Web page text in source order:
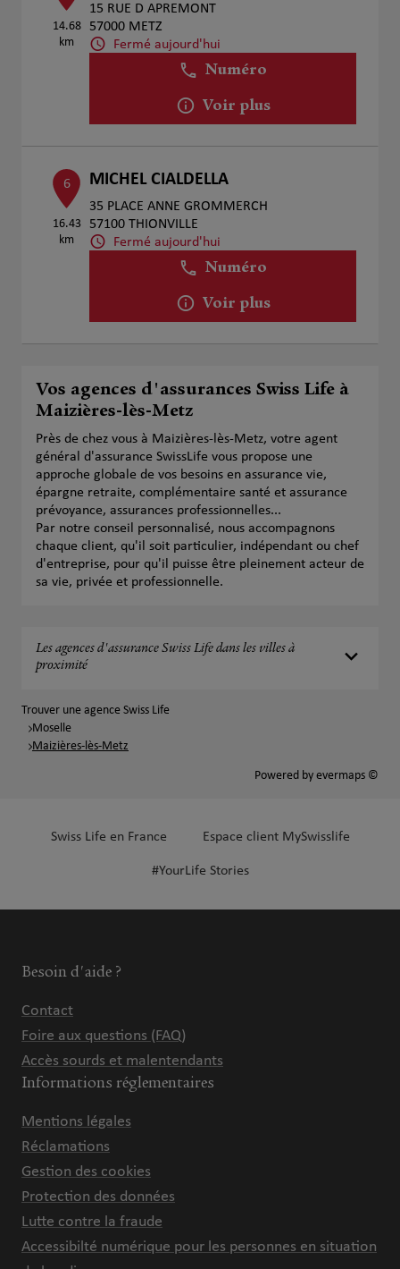
14.68
km
15 RUE D APREMONT
57000 METZ
Fermé aujourd'hui
Numéro
Voir plus
6
16.43
km
MICHEL CIALDELLA
35 PLACE ANNE GROMMERCH
57100 THIONVILLE
Fermé aujourd'hui
Numéro
Voir plus
Vos agences d'assurances Swiss Life à
Maizières-lès-Metz
Près de chez vous à Maizières-lès-Metz, votre agent
général d'assurance SwissLife vous propose une
approche globale de vos besoins en assurance vie,
épargne retraite, complémentaire santé et assurance
prévoyance, assurances professionnelles...
Par notre conseil personnalisé, nous accompagnons
chaque client, qu'il soit particulier, indépendant ou chef
d'entreprise, pour qu'il puisse être pleinement acteur de
sa vie, privée et professionnelle.
Les agences d'assurance Swiss Life dans les villes à
proximité
Trouver une agence Swiss Life
Moselle
Maizières-lès-Metz
Powered by evermaps ©
Swiss Life en France Espace client MySwisslife
#YourLife Stories
Besoin d'aide ?
Contact
Foire aux questions (FAQ)
Accès sourds et malentendants
Informations réglementaires
Mentions légales
Réclamations
Gestion des cookies
Protection des données
Lutte contre la fraude
Accessibilté numérique pour les personnes en situation